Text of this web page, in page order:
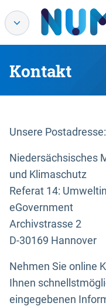
Kontakt
Unsere Postadresse:
Niedersächsisches
und Klimaschutz
Referat 14:
eGovernment
Archivstrasse 2
D-30169 Hannover
Nehmen Sie online
Ihnen
eingegebenen